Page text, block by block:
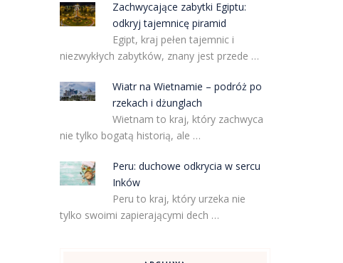
Zachwycające zabytki Egiptu:
odkryj tajemnicę piramid
Egipt, kraj pełen tajemnic i
niezwykłych zabytków, znany jest przede …
Wiatr na Wietnamie – podróż po
rzekach i dżunglach
Wietnam to kraj, który zachwyca
nie tylko bogatą historią, ale …
Peru: duchowe odkrycia w sercu
Inków
Peru to kraj, który urzeka nie
tylko swoimi zapierającymi dech …